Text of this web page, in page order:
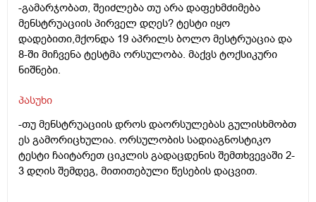
-გამარჯობათ, შეიძლება თუ არა დაფეხმძიმება
მენსტრუაციის პირველ დღეს? ტესტი იყო
დადებითი,მქონდა 19 აპრილს ბოლო მესტრუაცია და
8-ში მიჩვენა ტესტმა ორსულობა. მაქვს ტოქსიკური
ნიშნები.
პასუხი
-თუ მენსტრუაციის დროს დაორსულებას გულისხმობთ
ეს გამორიცხულია. ორსულობის სადიაგნოსტიკო
ტესტი ჩაიტარეთ ციკლის გადაცდენის შემთხვევაში 2-
3 დღის შემდეგ, მითითებული წესების დაცვით.